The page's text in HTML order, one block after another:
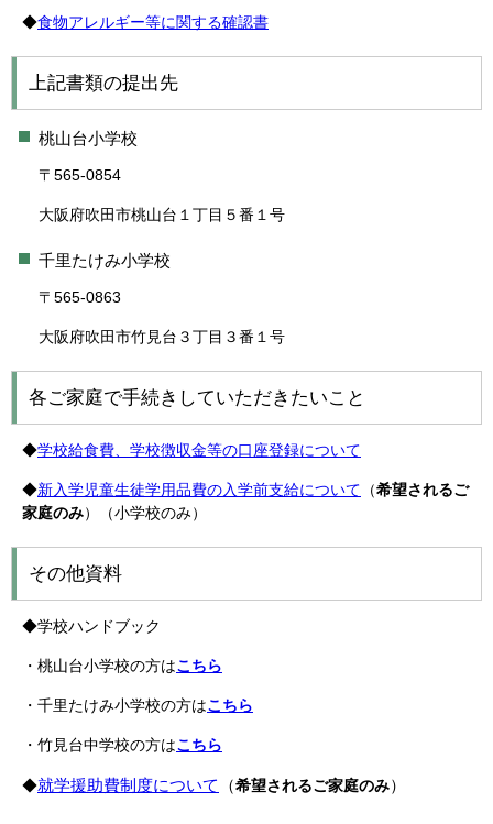
◆食物アレルギー等に関する確認書
上記書類の提出先
桃山台小学校
〒565-0854
大阪府吹田市桃山台１丁目５番１号
千里たけみ小学校
〒565-0863
大阪府吹田市竹見台３丁目３番１号
各ご家庭で手続きしていただきたいこと
◆学校給食費、学校徴収金等の口座登録について
◆新入学児童生徒学用品費の入学前支給について （希望されるご
家庭のみ）（小学校のみ）
その他資料
◆学校ハンドブック
・桃山台小学校の方はこちら
・千里たけみ小学校の方はこちら
・竹見台中学校の方はこちら
◆就学援助費制度について （希望されるご家庭のみ）